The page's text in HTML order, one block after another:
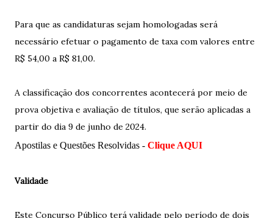
Para que as candidaturas sejam homologadas será
necessário efetuar o pagamento de taxa com valores entre
R$ 54,00 a R$ 81,00.
A classificação dos concorrentes acontecerá por meio de
prova objetiva e avaliação de títulos, que serão aplicadas a
partir do dia 9 de junho de 2024.
Apostilas e Questões Resolvidas - Clique AQUI
Validade
Este Concurso Público terá validade pelo período de dois